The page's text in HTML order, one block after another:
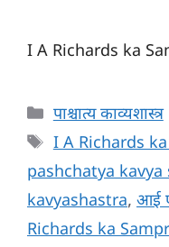
I A Richards ka
Categories
पाश्चात्य काव्यशास्त्र
Tags
I A Richards
pashchatya kavya
kavyashastra, आई
Richards ka